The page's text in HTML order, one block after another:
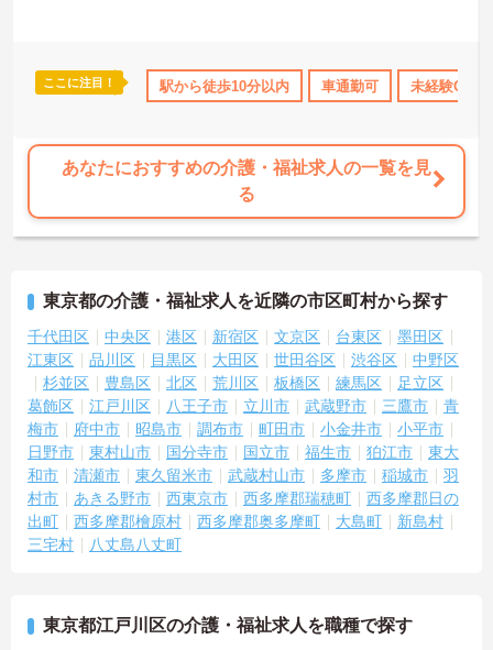
・補助 日勤のみ ブランクOK 研修制度あり 産休･育休･
ここに注目！ 駅から徒歩10分以内 車通勤可 未経験OK
あなたにおすすめの介護・福祉求人の一覧を見
る
東京都の介護・福祉求人を近隣の市区町村から探す
千代田区 中央区 港区 新宿区 文京区 台東区
墨田区
江東区
品川区 目黒区 大田区 世田谷区 渋谷区
中野区
杉並区
豊島区 北区 荒川区 板橋区 練馬区
足立区
葛飾区
江戸川区 八王子市 立川市 武蔵野市 三鷹市
青
梅市
府中市 昭島市 調布市 町田市 小金井市
小平市
日野市
東村山市 国分寺市 国立市 福生市 狛江市
東大
和市
清瀬市 東久留米市 武蔵村山市 多摩市 稲城市
羽
村市
あきる野市 西東京市 西多摩郡瑞穂町
西多摩郡日の
出町
西多摩郡檜原村 西多摩郡奥多摩町 大島町
新島村
三宅村
八丈島八丈町
東京都江戸川区の介護・福祉求人を職種で探す